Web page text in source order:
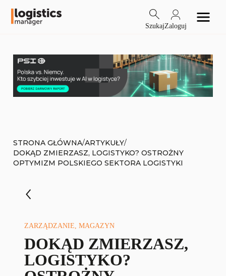
SzukajZaloguj
STRONA GŁÓWNA/ARTYKUŁY/
DOKĄD ZMIERZASZ, LOGISTYKO? OSTROŻNY
OPTYMIZM POLSKIEGO SEKTORA LOGISTYKI
ZARZĄDZANIE, MAGAZYN
DOKĄD ZMIERZASZ,
LOGISTYKO?